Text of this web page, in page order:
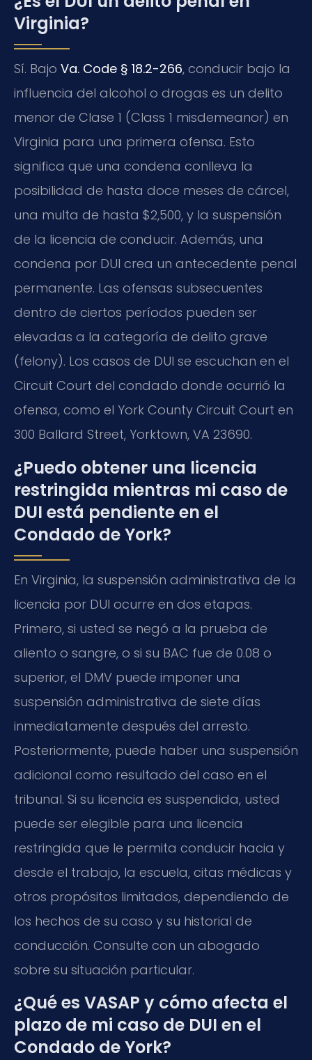
Virginia?
Sí. Bajo Va. Code § 18.2-266, conducir bajo la
influencia del alcohol o drogas es un delito
menor de Clase 1 (Class 1 misdemeanor) en
Virginia para una primera ofensa. Esto
significa que una condena conlleva la
posibilidad de hasta doce meses de cárcel,
una multa de hasta $2,500, y la suspensión
de la licencia de conducir. Además, una
condena por DUI crea un antecedente penal
permanente. Las ofensas subsecuentes
dentro de ciertos períodos pueden ser
elevadas a la categoría de delito grave
(felony). Los casos de DUI se escuchan en el
Circuit Court del condado donde ocurrió la
ofensa, como el York County Circuit Court en
300 Ballard Street, Yorktown, VA 23690.
¿Puedo obtener una licencia
restringida mientras mi caso de
DUI está pendiente en el
Condado de York?
En Virginia, la suspensión administrativa de la
licencia por DUI ocurre en dos etapas.
Primero, si usted se negó a la prueba de
aliento o sangre, o si su BAC fue de 0.08 o
superior, el DMV puede imponer una
suspensión administrativa de siete días
inmediatamente después del arresto.
Posteriormente, puede haber una suspensión
adicional como resultado del caso en el
tribunal. Si su licencia es suspendida, usted
puede ser elegible para una licencia
restringida que le permita conducir hacia y
desde el trabajo, la escuela, citas médicas y
otros propósitos limitados, dependiendo de
los hechos de su caso y su historial de
conducción. Consulte con un abogado
sobre su situación particular.
¿Qué es VASAP y cómo afecta el
plazo de mi caso de DUI en el
Condado de York?